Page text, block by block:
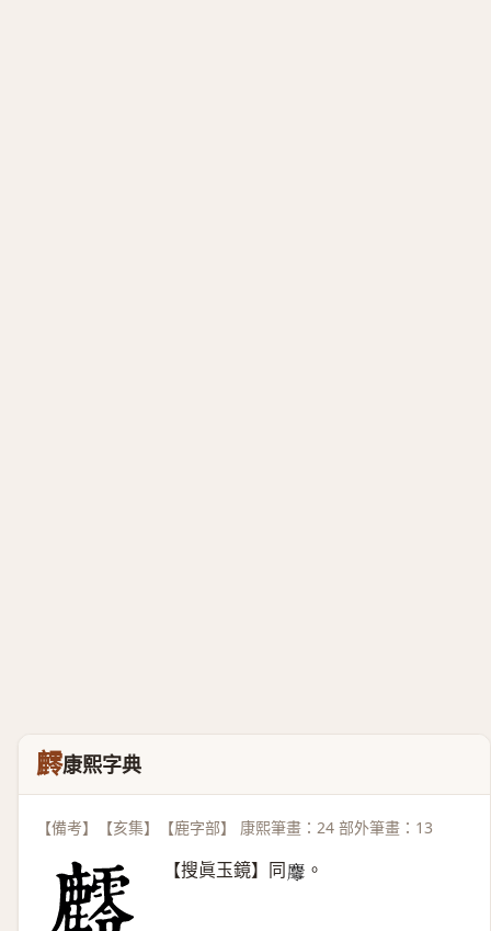
䴫康熙字典
【備考】【亥集】【鹿字部】 康熙筆畫：24 部外筆畫：13
【搜眞玉鏡】同𪋪 。